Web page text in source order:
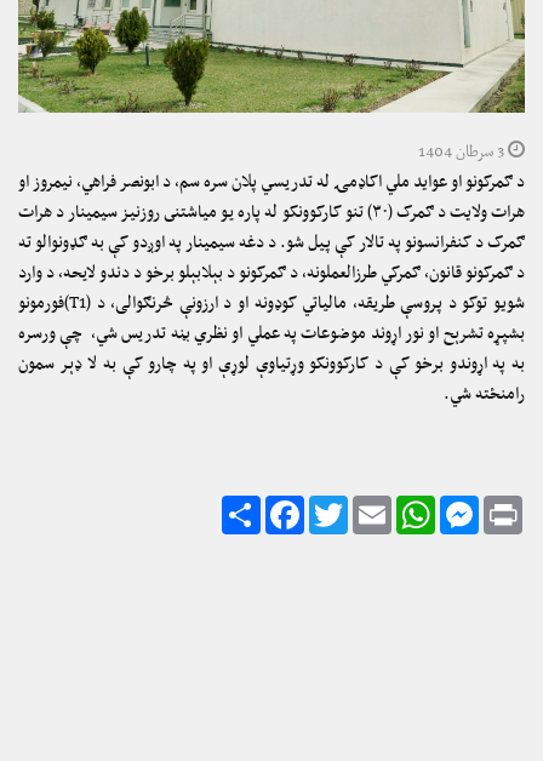
د ګمرکونو او عواید ملي اکاډمۍ له تدريسي پلان سره سم، د ابونصر فراهي، نيمروز او
هرات ولایت د ګمرک (۳۰) تنو کارکوونکو له پاره يو مياشتنى روزنيز سيمينار د هرات
ګمرک د کنفرانسونو په تالار کې پیل شو. د دغه سیمینار په اوږدو کې به ګډونوالو ته
د ګمرکونو قانون، ګمرکي طرزالعملونه، د ګمرکونو د بېلابېلو برخو د دندو لايحه، د وارد
شویو توکو د پروسې طريقه، مالياتي کوډونه او د ارزونې څرنګوالی، د (T1)فورمونو
بشپړه تشرېح او نور اړوند موضوعات په عملي او نظري بڼه تدريس شي، چې ورسره
به په اړوندو برخو کې د کارکوونکو وړتیاوې لوړې او په چارو کې به لا ډېر سمون
رامنځته شي.